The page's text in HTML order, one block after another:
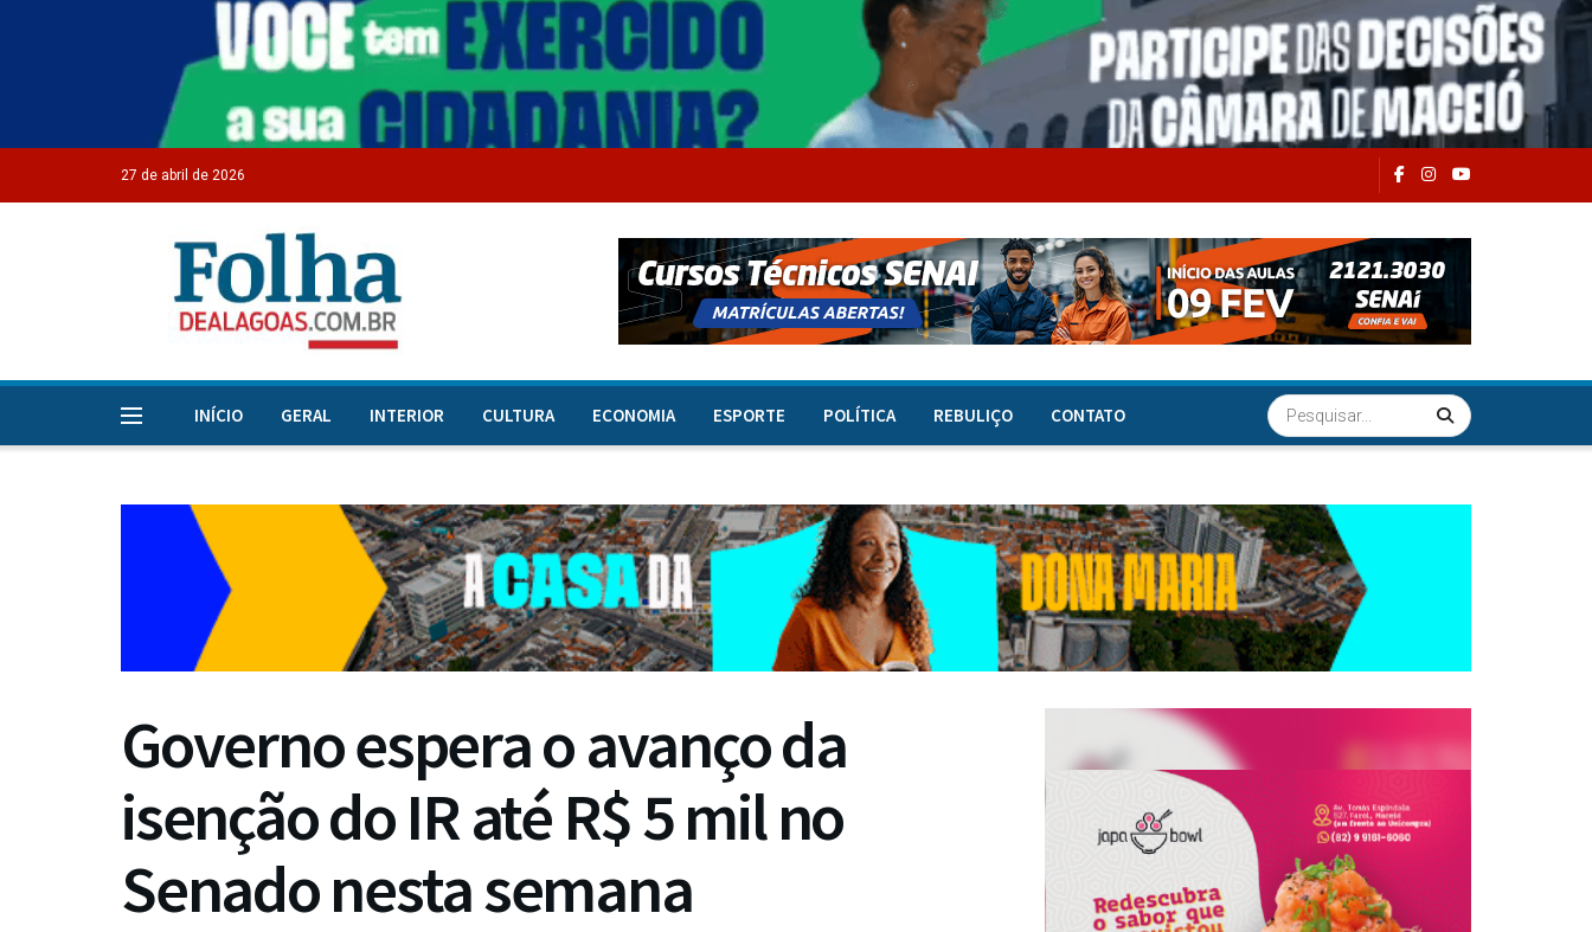
27 de abril de 2026
INÍCIO GERAL INTERIOR CULTURA ECONOMIA ESPORTE POLÍTICA REBULIÇO CONTATO
Governo espera o avanço da
isenção do IR até R$ 5 mil no
Senado nesta semana